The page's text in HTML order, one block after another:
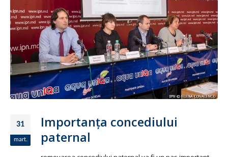
31
mart.
Importanţa concediului
paternal